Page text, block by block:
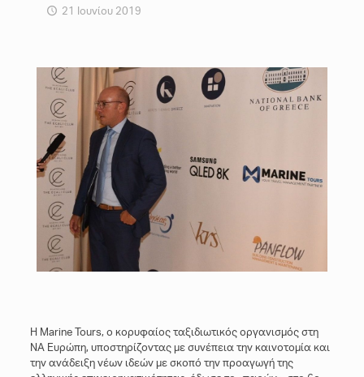
21 Ιουνίου 2019
H Μarine Tours, ο κορυφαίος ταξιδιωτικός οργανισμός στη
ΝΑ Ευρώπη, υποστηρίζοντας με συνέπεια την καινοτομία και
την ανάδειξη νέων ιδεών με σκοπό την προαγωγή της